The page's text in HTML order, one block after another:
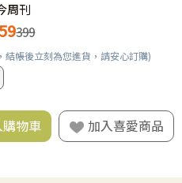
周刊
399
結帳後立刻為您進貨，請安心訂購)
物車 加入喜愛商品